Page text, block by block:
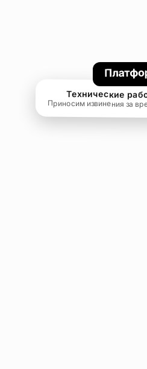
Технические
Приносим извинения за